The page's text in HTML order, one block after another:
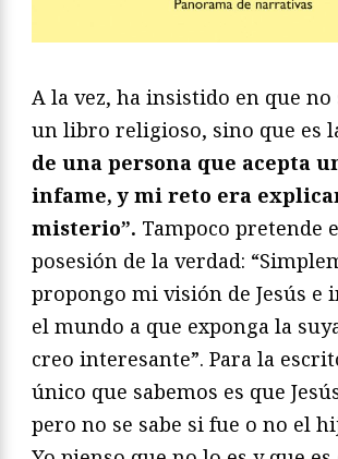
A la vez, ha insistido en que no
un libro religioso, sino que es
de una persona que acepta
infame, y mi reto era
misterio”. Tampoco pretende
posesión de la verdad:
propongo mi visión de Jesús e
el mundo a que exponga la
creo interesante”. Para la
único que sabemos es que
pero no se sabe si fue o no el